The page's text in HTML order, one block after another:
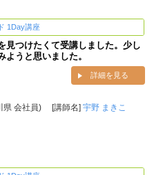
1Day講座
見つけたくて受講しました。少し
うと思いました。
詳細を見る
県 会社員) [講師名]宇野 まきこ